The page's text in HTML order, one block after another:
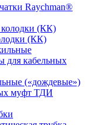
Raychman®
(КК)
(«дождевые»)
муфт ТДИ